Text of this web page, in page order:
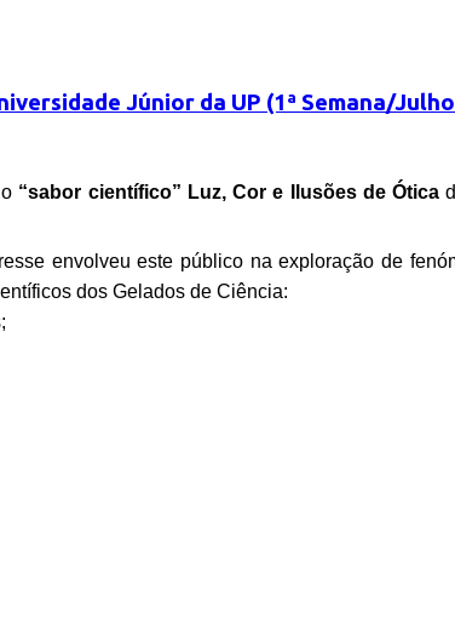
Júnior da UP (1ª Semana/
“sabor científico” Luz, Cor e Ilusões de Ótica
envolveu este público na exploração de
dos Gelados de Ciência: